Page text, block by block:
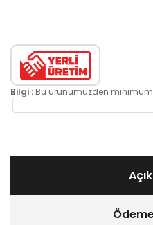
Bilgi : Bu ürünümüzden minimum